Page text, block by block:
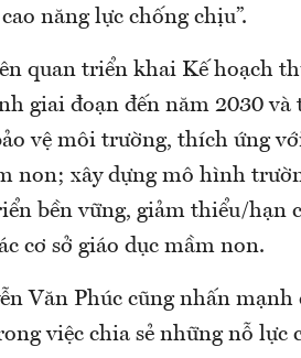
năng lực chống chịu”.
quan triển khai Kế hoạch
giai đoạn đến năm 2030
vệ môi trường, thích ứng
non; xây dựng mô hình
bền vững, giảm thiểu/hạn
cơ sở giáo dục mầm non.
Văn Phúc cũng nhấn mạnh
việc chia sẻ những nỗ lực